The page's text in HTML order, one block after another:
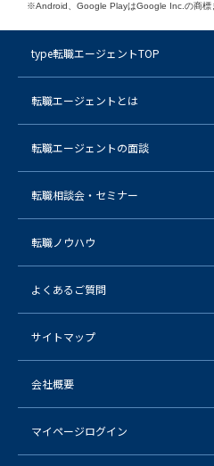
※Android、Google PlayはGoogle Inc.の商標
type転職エージェントTOP
転職エージェントとは
転職エージェントの面談
転職相談会・セミナー
転職ノウハウ
よくあるご質問
サイトマップ
会社概要
マイページログイン